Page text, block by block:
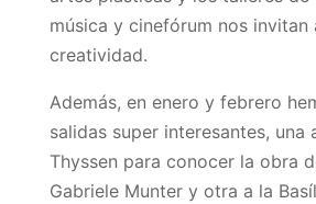
música y cinefórum nos invitan
creatividad.
Además, en enero y febrero
salidas super interesantes, una
Thyssen para conocer la obra
Gabriele Munter y otra a la